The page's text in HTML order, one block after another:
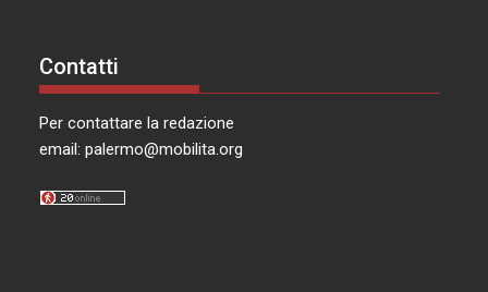
Contatti
Per contattare la redazione
email:palermo@mobilita.org